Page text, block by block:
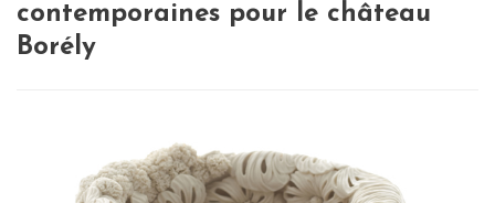
contemporaines pour le château
Borély